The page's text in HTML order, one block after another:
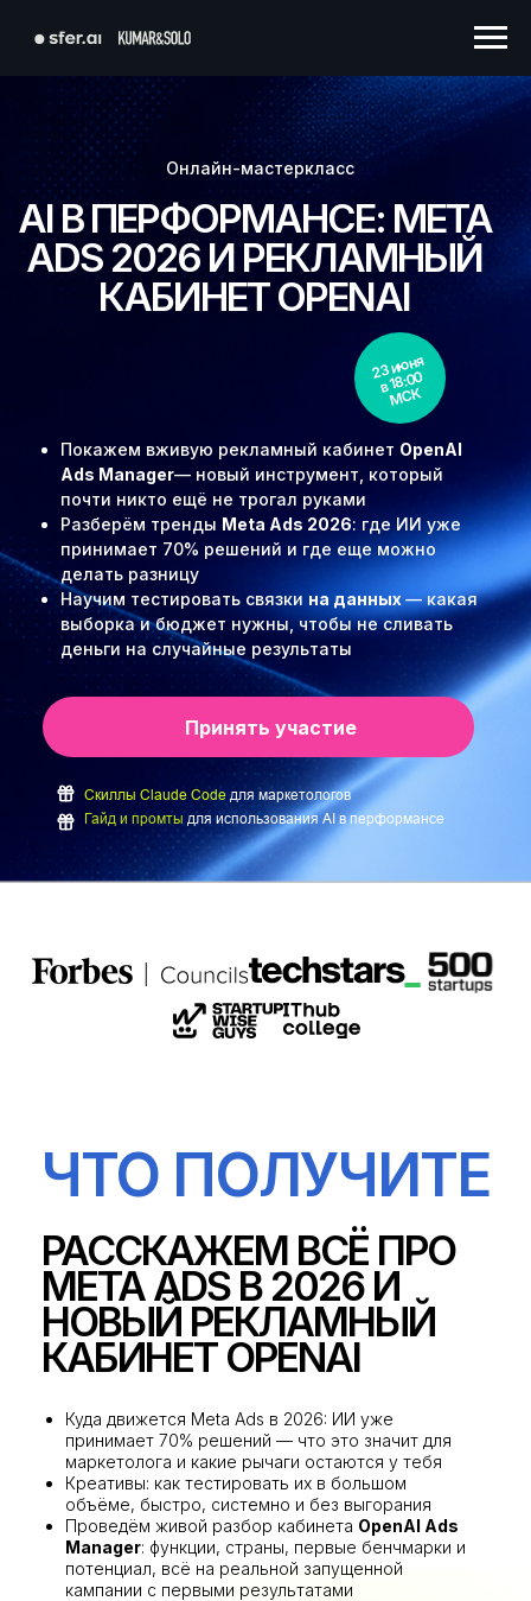
AI В ПЕРФОРМАНСЕ: META
ADS 2026 И РЕКЛАМНЫЙ
КАБИНЕТ OPENAI
Покажем вживую рекламный кабинет OpenAI
Ads Manager— новый инструмент, который
почти никто ещё не трогал руками
Разберём тренды Meta Ads 2026: где ИИ уже
принимает 70% решений и где еще можно
делать разницу
Научим тестировать связки на данных— какая
выборка и бюджет нужны, чтобы не сливать
деньги на случайные результаты
Онлайн-мастеркласс
Принять участие
23 июня
в 18:00
М
С
К
Гайд и промты для использования AI в перформансе
Скиллы Claude Code для маркетологов
Куда движется Meta Ads в 2026: ИИ уже
принимает 70% решений — что это значит для
маркетолога и какие рычаги остаются у тебя
Креативы: как тестировать их в большом
объёме, быстро, системно и без выгорания
Проведём живой разбор кабинета OpenAI Ads
Manager: функции, страны, первые бенчмарки и
потенциал, всё на реальной запущенной
кампании с первыми результатами
РАССКАЖЕМ ВСЁ ПРО
META ADS В 2026 И
НОВЫЙ РЕКЛАМНЫЙ
КАБИНЕТ OPENAI
ЧТО ПОЛУЧИТЕ